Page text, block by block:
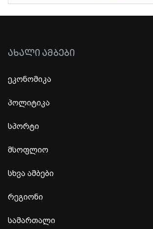
ᲐᲮᲐᲚᲘ ᲐᲛᲑᲔᲑᲘ
ეკონომიკა
პოლიტიკა
სპორტი
მსოფლიო
სხვა ამბები
რეგიონი
სამართალი